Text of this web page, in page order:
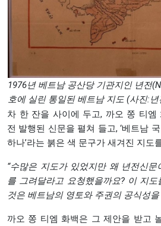
1976년 베트남 공산당 기관지인 년전
호에 실린 통일된 베트남 지도 (사진:년
차 한 잔을 사이에 두고, 까오 쫑 티엠
전 발행된 신문을 펼쳐 들고, ‘베트남
하나’라는 붉은 색 문구가 새겨진 지도
“수많은 지도가 있었지만 왜 년전신문
를 그려달라고 요청했을까요? 이 지도
것은 베트남의 영토와 주권의 공식성을
까오 쫑 티엠 화백은 그 제안을 받고